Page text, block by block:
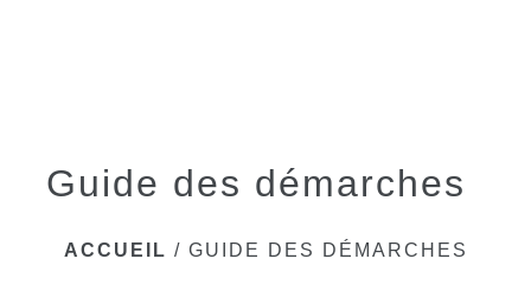
Guide des démarches
ACCUEIL / GUIDE DES DÉMARCHES